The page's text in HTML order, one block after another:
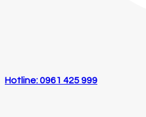
Hotline: 0961 425 999